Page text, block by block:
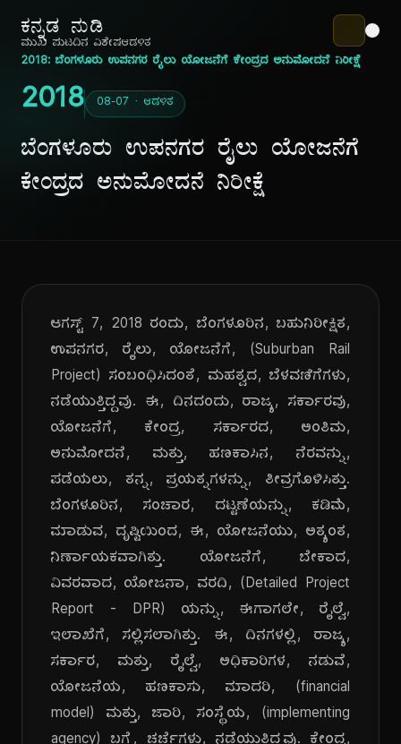
ಕನ್ನಡ ನುಡಿ
ಮುಖ ಪುಟದಿನ ವಿಶೇಷಆಡಳಿತ
2018: ಬೆಂಗಳೂರು ಉಪನಗರ ರೈಲು ಯೋಜನೆಗೆ ಕೇಂದ್ರದ ಅನುಮೋದನೆ ನಿರೀಕ್ಷೆ
2018 08-07 · ಆಡಳಿತ
ಬೆಂಗಳೂರು ಉಪನಗರ ರೈಲು ಯೋಜನೆಗೆ
ಕೇಂದ್ರದ ಅನುಮೋದನೆ ನಿರೀಕ್ಷೆ
ಆಗಸ್ಟ್ 7, 2018 ರಂದು, ಬೆಂಗಳೂರಿನ, ಬಹುನಿರೀಕ್ಷಿತ,
ಉಪನಗರ, ರೈಲು, ಯೋಜನೆಗೆ, (Suburban Rail
Project) ಸಂಬಂಧಿಸಿದಂತೆ, ಮಹತ್ವದ, ಬೆಳವಣಿಗೆಗಳು,
ನಡೆಯುತ್ತಿದ್ದವು. ಈ, ದಿನದಂದು, ರಾಜ್ಯ, ಸರ್ಕಾರವು,
ಯೋಜನೆಗೆ, ಕೇಂದ್ರ, ಸರ್ಕಾರದ, ಅಂತಿಮ,
ಅನುಮೋದನೆ, ಮತ್ತು, ಹಣಕಾಸಿನ, ನೆರವನ್ನು,
ಪಡೆಯಲು, ತನ್ನ, ಪ್ರಯತ್ನಗಳನ್ನು, ತೀವ್ರಗೊಳಿಸಿತ್ತು.
ಬೆಂಗಳೂರಿನ, ಸಂಚಾರ, ದಟ್ಟಣೆಯನ್ನು, ಕಡಿಮೆ,
ಮಾಡುವ, ದೃಷ್ಟಿಯಿಂದ, ಈ, ಯೋಜನೆಯು, ಅತ್ಯಂತ,
ನಿರ್ಣಾಯಕವಾಗಿತ್ತು. ಯೋಜನೆಗೆ, ಬೇಕಾದ,
ವಿವರವಾದ, ಯೋಜನಾ, ವರದಿ, (Detailed Project
Report - DPR) ಯನ್ನು, ಈಗಾಗಲೇ, ರೈಲ್ವೆ,
ಇಲಾಖೆಗೆ, ಸಲ್ಲಿಸಲಾಗಿತ್ತು. ಈ, ದಿನಗಳಲ್ಲಿ, ರಾಜ್ಯ,
ಸರ್ಕಾರ, ಮತ್ತು, ರೈಲ್ವೆ, ಅಧಿಕಾರಿಗಳ, ನಡುವೆ,
ಯೋಜನೆಯ, ಹಣಕಾಸು, ಮಾದರಿ, (financial
model) ಮತ್ತು, ಜಾರಿ, ಸಂಸ್ಥೆಯ, (implementing